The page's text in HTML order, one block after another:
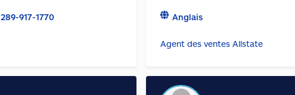
289-917-1770 Anglais
Agent des ventes Allstate